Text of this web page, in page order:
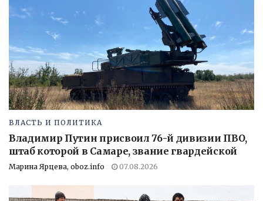
ВЛАСТЬ И ПОЛИТИКА
Владимир Путин присвоил 76-й дивизии ПВО,
штаб которой в Самаре, звание гвардейской
Марина Ярцева, oboz.info 07.08.2026